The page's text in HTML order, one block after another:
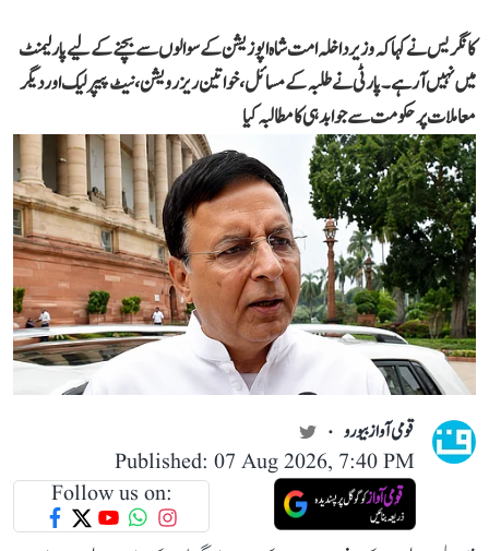
کانگریس نے کہا کہ وزیر داخلہ امت شاہ اپوزیشن کے سوالوں سے بچنے کے لیے پارلیمنٹ
میں نہیں آ رہے۔ پارٹی نے طلبہ کے مسائل، خواتین ریزرویشن، نیٹ پیپر لیک اور دیگر
معاملات پر حکومت سے جوابدہی کا مطالبہ کیا
قومی آواز بیورو
Published: 07 Aug 2026, 7:40 PM
Follow us on: